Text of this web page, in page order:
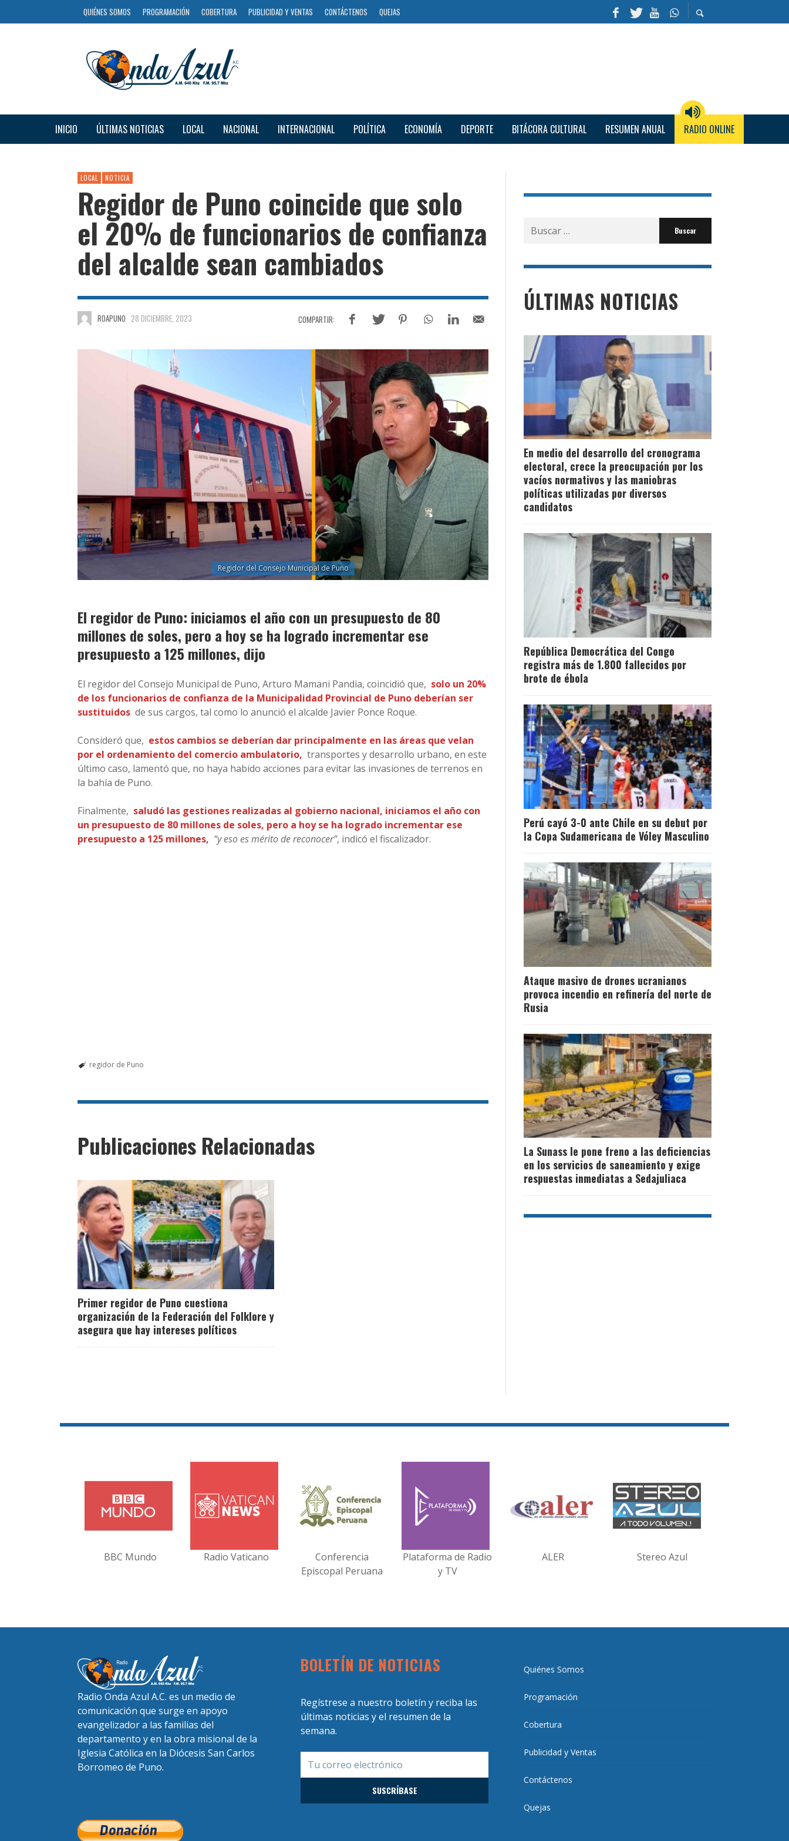
QUIÉNES SOMOS PROGRAMACIÓN COBERTURA PUBLICIDAD Y VENTAS CONTÁCTENOS QUEJAS
INICIO ÚLTIMAS NOTICIAS LOCAL NACIONAL INTERNACIONAL POLÍTICA ECONOMÍA DEPORTE BITÁCORA CULTURAL RESUMEN ANUAL RADIO ONLINE
LOCAL NOTICIA
Regidor de Puno coincide que solo
el 20% de funcionarios de confianza
del alcalde sean cambiados
ROAPUNO 28 DICIEMBRE, 2023
Regidor del Consejo Municipal de Puno
El regidor de Puno: iniciamos el año con un presupuesto de 80
millones de soles, pero a hoy se ha logrado incrementar ese
presupuesto a 125 millones, dijo
El regidor del Consejo Municipal de Puno, Arturo Mamani Pandia, coincidió que, solo un 20%
de los funcionarios de confianza de la Municipalidad Provincial de Puno deberían ser
sustituidos de sus cargos, tal como lo anunció el alcalde Javier Ponce Roque.
Consideró que, estos cambios se deberían dar principalmente en las áreas que velan
por el ordenamiento del comercio ambulatorio, transportes y desarrollo urbano, en este
último caso, lamentó que, no haya habido acciones para evitar las invasiones de terrenos en
la bahía de Puno.
Finalmente, saludó las gestiones realizadas al gobierno nacional, iniciamos el año con
un presupuesto de 80 millones de soles, pero a hoy se ha logrado incrementar ese
presupuesto a 125 millones, “y eso es mérito de reconocer”, indicó el fiscalizador.
regidor de Puno
Publicaciones Relacionadas
Primer regidor de Puno cuestiona
organización de la Federación del Folklore y
asegura que hay intereses políticos
Buscar
por:
ÚLTIMAS NOTICIAS
En medio del desarrollo del cronograma
electoral, crece la preocupación por los
vacíos normativos y las maniobras
políticas utilizadas por diversos
candidatos
República Democrática del Congo
registra más de 1.800 fallecidos por
brote de ébola
Perú cayó 3-0 ante Chile en su debut por
la Copa Sudamericana de Vóley Masculino
Ataque masivo de drones ucranianos
provoca incendio en refinería del norte de
Rusia
La Sunass le pone freno a las deficiencias
en los servicios de saneamiento y exige
respuestas inmediatas a Sedajuliaca
BBC Mundo Radio Vaticano
Conferencia
Episcopal Peruana
Plataforma de Radio
y TV
ALER Stereo Azul
Radio Onda Azul A.C. es un medio de
comunicación que surge en apoyo
evangelizador a las familias del
departamento y en la obra misional de la
Iglesia Católica en la Diócesis San Carlos
Borromeo de Puno.
BOLETÍN DE NOTICIAS
Regístrese a nuestro boletín y reciba las
últimas noticias y el resumen de la
semana.
Quiénes Somos
Programación
Cobertura
Publicidad y Ventas
Contáctenos
Quejas